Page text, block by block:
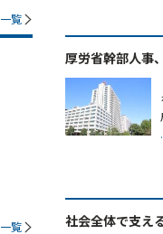
一覧
一覧
厚労省幹部人事
社会全体で支え